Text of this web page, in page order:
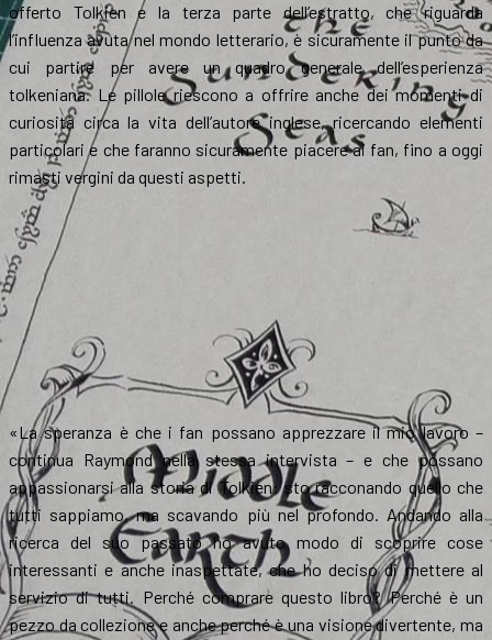
offerto Tolkien e la terza parte dell’estratto, che riguarda
l’influenza avuta nel mondo letterario, è sicuramente il punto da
cui partire per avere un quadro generale dell’esperienza
tolkeniana. Le pillole riescono a offrire anche dei momenti di
curiosità circa la vita dell’autore inglese, ricercando elementi
particolari e che faranno sicuramente piacere ai fan, fino a oggi
rimasti vergini da questi aspetti.
«La speranza è che i fan possano apprezzare il mio lavoro –
continua Raymond nella stessa intervista – e che possano
appassionarsi alla storia di Tolkien: sto racconando quello che
tutti sappiamo, ma scavando più nel profondo. Andando alla
ricerca del suo passato ho avuto modo di scoprire cose
interessanti e anche inaspettate, che ho deciso di mettere al
servizio di tutti. Perché comprare questo libro? Perché è un
pezzo da collezione e anche perché è una visione divertente, ma